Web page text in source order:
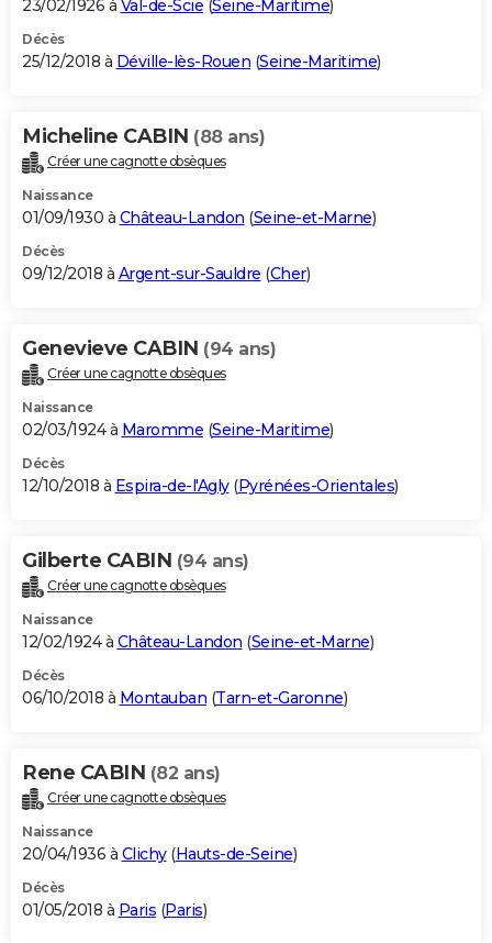
23/02/1926 à Val-de-Scie (Seine-Maritime)
Décès
25/12/2018 à Déville-lès-Rouen (Seine-Maritime)
Micheline CABIN (88 ans)
Créer une cagnotte obsèques
Naissance
01/09/1930 à Château-Landon (Seine-et-Marne)
Décès
09/12/2018 à Argent-sur-Sauldre (Cher)
Genevieve CABIN (94 ans)
Créer une cagnotte obsèques
Naissance
02/03/1924 à Maromme (Seine-Maritime)
Décès
12/10/2018 à Espira-de-l'Agly(Pyrénées-Orientales)
Gilberte CABIN (94 ans)
Créer une cagnotte obsèques
Naissance
12/02/1924 à Château-Landon (Seine-et-Marne)
Décès
06/10/2018 à Montauban (Tarn-et-Garonne)
Rene CABIN (82 ans)
Créer une cagnotte obsèques
Naissance
20/04/1936 à Clichy(Hauts-de-Seine)
Décès
01/05/2018 à Paris (Paris)